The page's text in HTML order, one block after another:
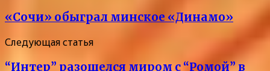
«Сочи» обыграл минское «Динамо»
Следующая статья
“Интер” разошелся миром с “Ромой” в